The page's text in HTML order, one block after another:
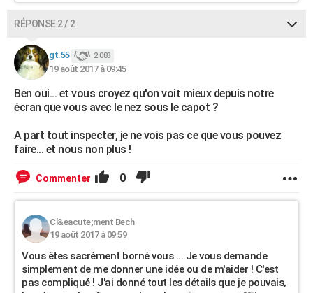
RÉPONSE 2 / 2
gt.55 2 083
19 août 2017 à 09:45
Ben oui... et vous croyez qu'on voit mieux depuis notre
écran que vous avec le nez sous le capot ?
A part tout inspecter, je ne vois pas ce que vous pouvez
faire... et nous non plus !
Commenter 0
Cl&eacute;ment Bech
19 août 2017 à 09:59
Vous êtes sacrément borné vous ... Je vous demande
simplement de me donner une idée ou de m'aider ! C'est
pas compliqué ! J'ai donné tout les détails que je pouvais,